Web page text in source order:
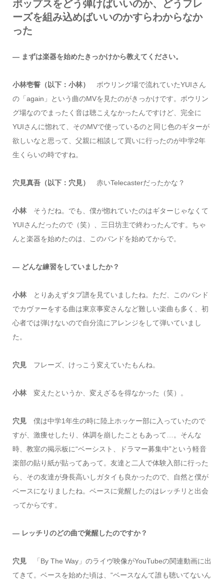
ポップスをどう弾けばいいのか、どうフレ
ーズを組み込めばいいのかすらわからなか
った
― まずは楽器を始めたきっかけから教えてください。
小林壱誓（以下：小林） ボウリング場で流れていたYUIさん
の「again」という曲のMVを見たのがきっかけです。ボウリン
グ場なのでまったく音は聴こえなかったんですけど、完全に
YUIさんに惚れて、そのMVで使っているのと同じ色のギターが
欲しいなと思って、父親に相談して買いに行ったのが中学2年
生くらいの時ですね。
穴見真吾（以下：穴見） 赤いTelecasterだったかな？
小林 そうだね。でも、僕が惚れていたのはギターじゃなくて
YUIさんだったので（笑）、三日坊主で終わったんです。ちゃ
んと楽器を始めたのは、このバンドを始めてからで。
― どんな練習をしていましたか？
小林
とりあえずタブ譜を見ていましたね。ただ、このバンド
でカヴァーをする曲は東京事変さんなど難しい楽曲も多く、初
心者では弾けないので自分流にアレンジをして弾いていまし
た。
穴見 フレーズ、けっこう変えていたもんね。
小林 変えたというか、変えざるを得なかった（笑）。
穴見 僕は中学1年生の時に陸上ホッケー部に入っていたので
すが、激痩せしたり、体調を崩したこともあって…。そんな
時、教室の掲示板に“ベーシスト、ドラマー募集中”という軽音
楽部の貼り紙が貼ってあって。友達と二人で体験入部に行った
ら、その友達が身長高いしガタイも良かったので、自然と僕が
ベースになりましたね。ベースに覚醒したのはレッチリと出会
ってからです。
― レッチリのどの曲で覚醒したのですか？
穴見
「By The Way」のライヴ映像がYouTubeの関連動画に出
てきて。ベースを始めた頃は、“ベースなんて誰も聴いてないん